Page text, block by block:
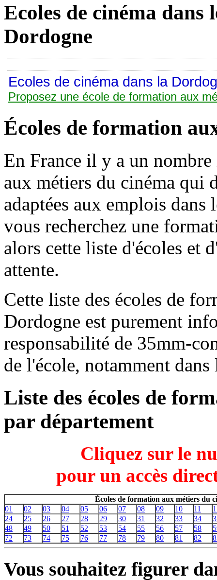
Ecoles de cinéma dans
Dordogne
Ecoles de cinéma dans la
Proposez une école de formation aux
Écoles de formation
En France il y a un
aux métiers du cinéma qui
adaptées aux emplois
vous recherchez une
alors cette liste d'écoles et
attente.
Cette liste des écoles de
Dordogne est purement
responsabilité de 35mm-
de l'école, notamment
Liste des écoles de
par département
Cliquez sur le
pour un accès
Écoles de formation aux métiers du
01
02 03 04 05 06 07 08 09 10 11
24
25 26 27 28 29 30 31 32 33 34
48
49 50 51 52 53 54 55 56 57 58
72
73 74 75 76 77 78 79 80 81 82
Vous souhaitez figurer